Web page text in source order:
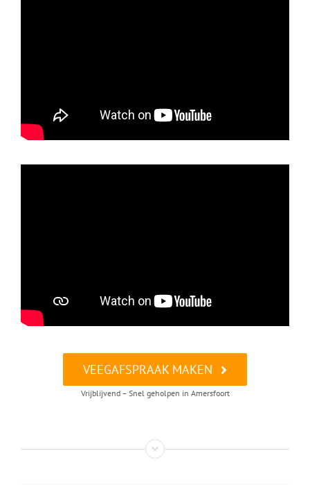
VEEGAFSPRAAK MAKEN
Vrijblijvend – Snel geholpen in Amersfoort